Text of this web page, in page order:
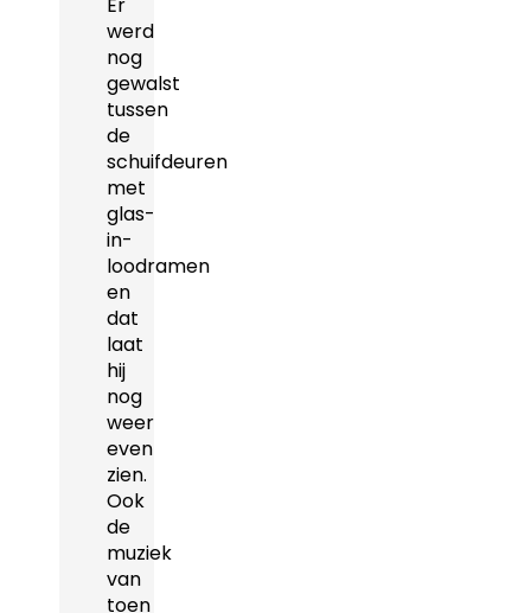
werd
nog
gewalst
tussen
de
schuifdeuren
met
glas-
in-
loodramen
en
dat
laat
hij
nog
weer
even
zien.
Ook
de
muziek
van
toen